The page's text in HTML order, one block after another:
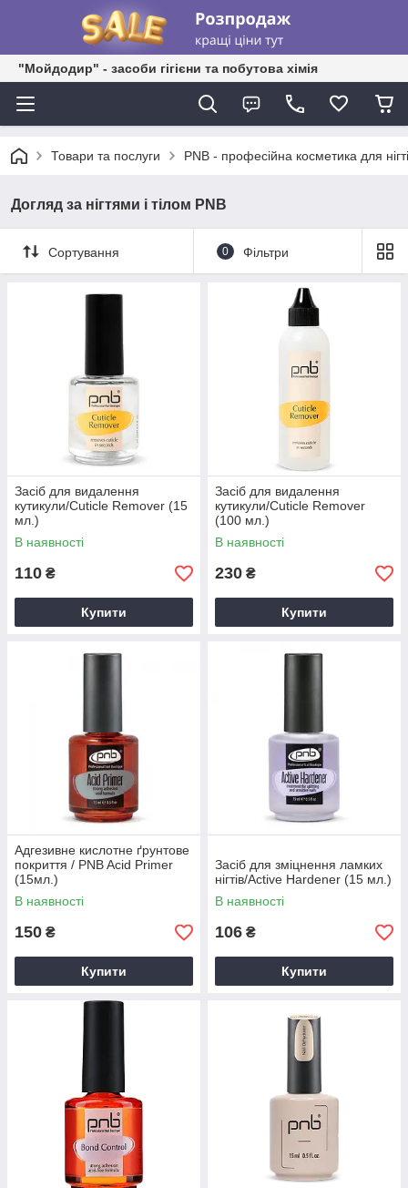
"Мойдодир" - засоби гігієни та побутова хімія
Товари та послуги PNB - професійна косметика для
Догляд за нігтями і тілом PNB
Сортування 0 Фільтри
Засіб для видалення
кутикули/Cuticle Remover (15
мл.)
В наявності
110 ₴
Купити
Засіб для видалення
кутикули/Cuticle Remover
(100 мл.)
В наявності
230 ₴
Купити
Адгезивне кислотне ґрунтове
покриття / PNB Acid Primer
(15мл.)
В наявності
150 ₴
Купити
Засіб для зміцнення ламких
нігтів/Active Hardener (15 мл.)
В наявності
106 ₴
Купити